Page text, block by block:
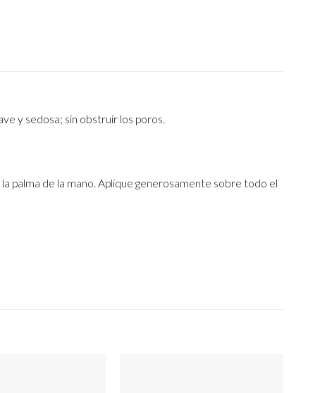
y sedosa; sin obstruir los poros.
palma de la mano. Aplique generosamente sobre todo el